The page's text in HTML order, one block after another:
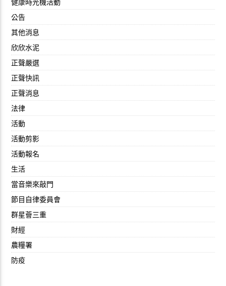
健康時光機活動
公告
其他消息
欣欣水泥
正聲嚴選
正聲快訊
正聲消息
法律
活動
活動剪影
活動報名
生活
當音樂來敲門
節目自律委員會
群星薈三重
財經
農糧署
防疫